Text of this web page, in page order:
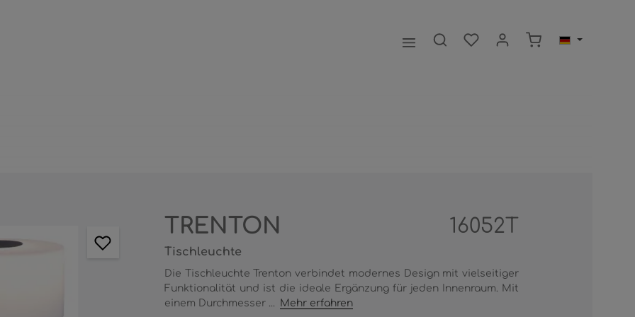
TRENTON 16052T
Tischleuchte
Die Tischleuchte Trenton verbindet modernes Design mit vielseitiger
Funktionalität und ist die ideale Ergänzung für jeden Innenraum. Mit
einem Durchmesser ...
Mehr erfahren